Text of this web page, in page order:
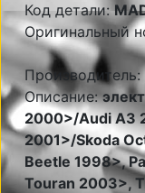
Код детали:
Оригинальный
Производитель:
Описание:
2000>/Audi A3
2001>/Skoda
Beetle 1998>,
Touran 2003>,